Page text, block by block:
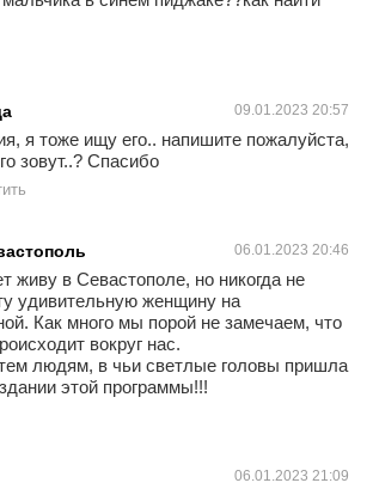
09.01.2023 20:57
я тоже ищу его.. напишите пожалуйста,
зовут..? Спасибо
06.01.2023 20:46
живу в Севастополе, но никогда не
удивительную женщину на
Как много мы порой не замечаем, что
вокруг нас.
людям, в чьи светлые головы пришла
этой программы!!!
06.01.2023 21:09